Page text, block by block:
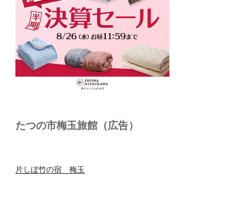
たつの市梅玉旅館（広告）
片しぼ竹の宿 梅玉